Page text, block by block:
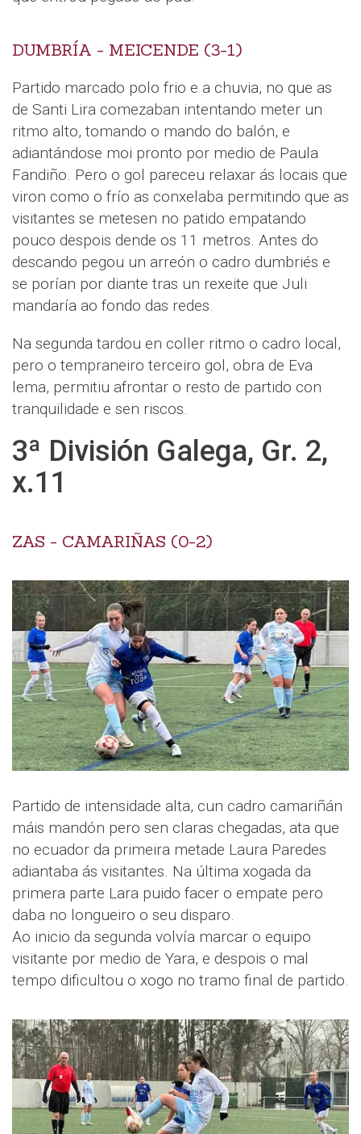
DUMBRÍA - MEICENDE (3-1)
Partido marcado polo frio e a chuvia, no que as
de Santi Lira comezaban intentando meter un
ritmo alto, tomando o mando do balón, e
adiantándose moi pronto por medio de Paula
Fandiño. Pero o gol pareceu relaxar ás locais que
viron como o frío as conxelaba permitindo que as
visitantes se metesen no patido empatando
pouco despois dende os 11 metros. Antes do
descando pegou un arreón o cadro dumbriés e
se porían por diante tras un rexeite que Juli
mandaría ao fondo das redes.
Na segunda tardou en coller ritmo o cadro local,
pero o tempraneiro terceiro gol, obra de Eva
lema, permitiu afrontar o resto de partido con
tranquilidade e sen riscos.
3ª División Galega, Gr. 2,
x.11
ZAS - CAMARIÑAS (0-2)
Partido de intensidade alta, cun cadro camariñán
máis mandón pero sen claras chegadas, ata que
no ecuador da primeira metade Laura Paredes
adiantaba ás visitantes. Na última xogada da
primera parte Lara puido facer o empate pero
daba no longueiro o seu disparo.
Ao inicio da segunda volvía marcar o equipo
visitante por medio de Yara, e despois o mal
tempo dificultou o xogo no tramo final de partido.